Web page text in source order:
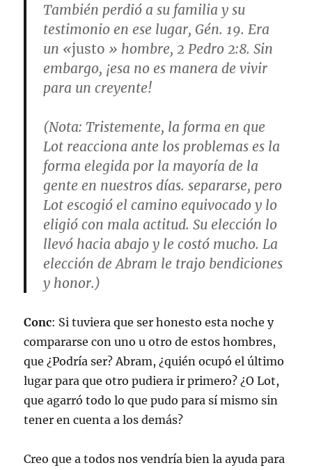
También perdió a su familia y su
testimonio en ese lugar,Gén. 19. Era
un «justo » hombre, 2 Pedro 2:8. Sin
embargo, ¡esa no es manera de vivir
para un creyente!
(Nota: Tristemente, la forma en que
Lot reacciona ante los problemas es la
forma elegida por la mayoría de la
gente en nuestros días. separarse, pero
Lot escogió el camino equivocado y lo
eligió con mala actitud. Su elección lo
llevó hacia abajo y le costó mucho. La
elección de Abram le trajo bendiciones
y honor.)
Conc: Si tuviera que ser honesto esta noche y
compararse con uno u otro de estos hombres,
que ¿Podría ser? Abram, ¿quién ocupó el último
lugar para que otro pudiera ir primero? ¿O Lot,
que agarró todo lo que pudo para sí mismo sin
tener en cuenta a los demás?
Creo que a todos nos vendría bien la ayuda para